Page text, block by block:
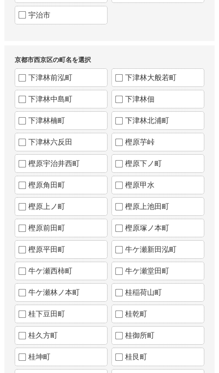
宇治市
京都市西京区の町名を選択
下津林前泓町 下津林大般若町
下津林中島町 下津林佃
下津林楠町 下津林北浦町
下津林六反田 樫原芋峠
樫原宇治井西町 樫原下ノ町
樫原角田町 樫原甲水
樫原上ノ町 樫原上池田町
樫原前田町 樫原塚ノ本町
樫原平田町 牛ケ瀬新田泓町
牛ケ瀬西柿町 牛ケ瀬堂田町
牛ケ瀬林ノ本町 桂稲荷山町
桂下豆田町 桂乾町
桂久方町 桂御所町
桂坤町 桂艮町